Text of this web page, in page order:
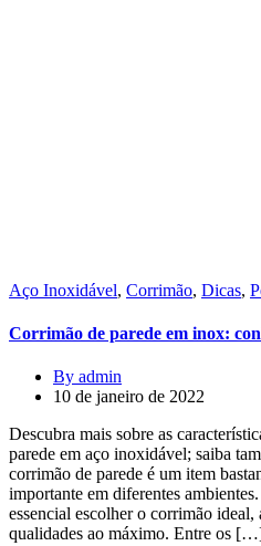
Aço Inoxidável, Corrimão, Dicas,
Corrimão de parede em inox:
By admin
10 de janeiro de 2022
Descubra mais sobre as
parede em aço inoxidável; saiba
corrimão de parede é um item
importante em diferentes
essencial escolher o corrimão
qualidades ao máximo. Entre os